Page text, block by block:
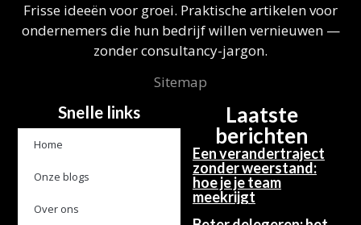
Frisse ideeën voor groei. Praktische artikelen voor
ondernemers die hun bedrijf willen vernieuwen —
zonder consultancy-jargon.
Sitemap
Snelle links
Home
Onze blogs
Over ons
Laatste
berichten
Een verandertraject
zonder weerstand:
hoe je je team
meekrijgt